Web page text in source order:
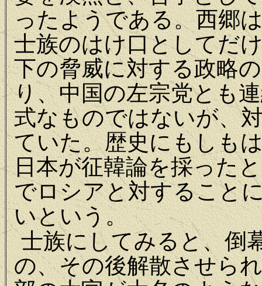
ったようである。西郷
士族のはけ口としてだ
下の脅威に対する政略
り、中国の左宗党とも
式なものではないが、
ていた。歴史にもしも
日本が征韓論を採った
でロシアと対すること
いという。
士族にしてみると、倒
の、その後解散させら